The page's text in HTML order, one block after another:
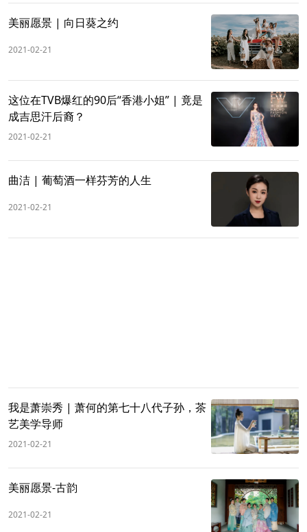
美丽愿景 | 向日葵之约
2021-02-21
这位在TVB爆红的90后“香港小姐” | 竟是
成吉思汗后裔？
2021-02-21
曲洁 | 葡萄酒一样芬芳的人生
2021-02-21
我是萧崇秀 | 萧何的第七十八代子孙，茶
艺美学导师
2021-02-21
美丽愿景-古韵
2021-02-21